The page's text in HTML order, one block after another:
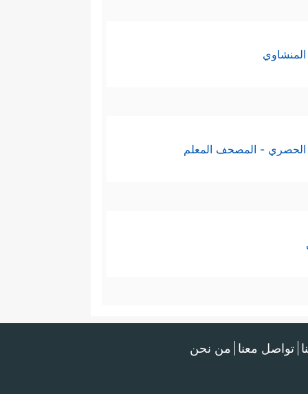
الحصري - المصحف المعلم
تواصل معنا من نحن